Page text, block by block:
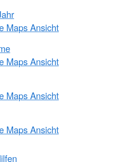
Maps Ansicht
Maps Ansicht
Maps Ansicht
Maps Ansicht